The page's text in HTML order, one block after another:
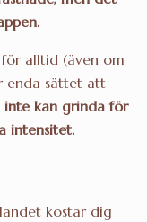
alltid (även om
enda sättet att
inte kan grinda för
intensitet.
kostar dig